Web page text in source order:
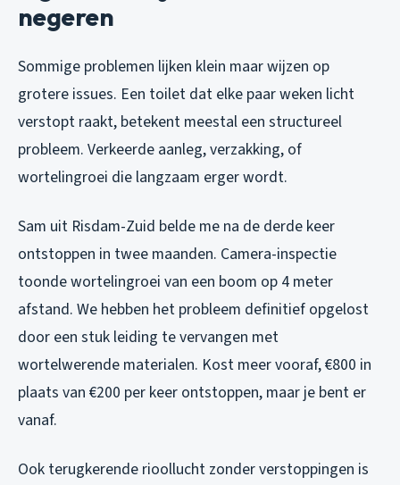
negeren
Sommige problemen lijken klein maar wijzen op
grotere issues. Een toilet dat elke paar weken licht
verstopt raakt, betekent meestal een structureel
probleem. Verkeerde aanleg, verzakking, of
wortelingroei die langzaam erger wordt.
Sam uit Risdam-Zuid belde me na de derde keer
ontstoppen in twee maanden. Camera-inspectie
toonde wortelingroei van een boom op 4 meter
afstand. We hebben het probleem definitief opgelost
door een stuk leiding te vervangen met
wortelwerende materialen. Kost meer vooraf, €800 in
plaats van €200 per keer ontstoppen, maar je bent er
vanaf.
Ook terugkerende rioollucht zonder verstoppingen is